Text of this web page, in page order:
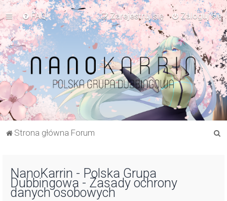
FAQ Zaloguj się
Zarejestruj się
Strona główna Forum
NanoKarrin - Polska Grupa
Dubbingowa - Zasady ochrony
danych osobowych